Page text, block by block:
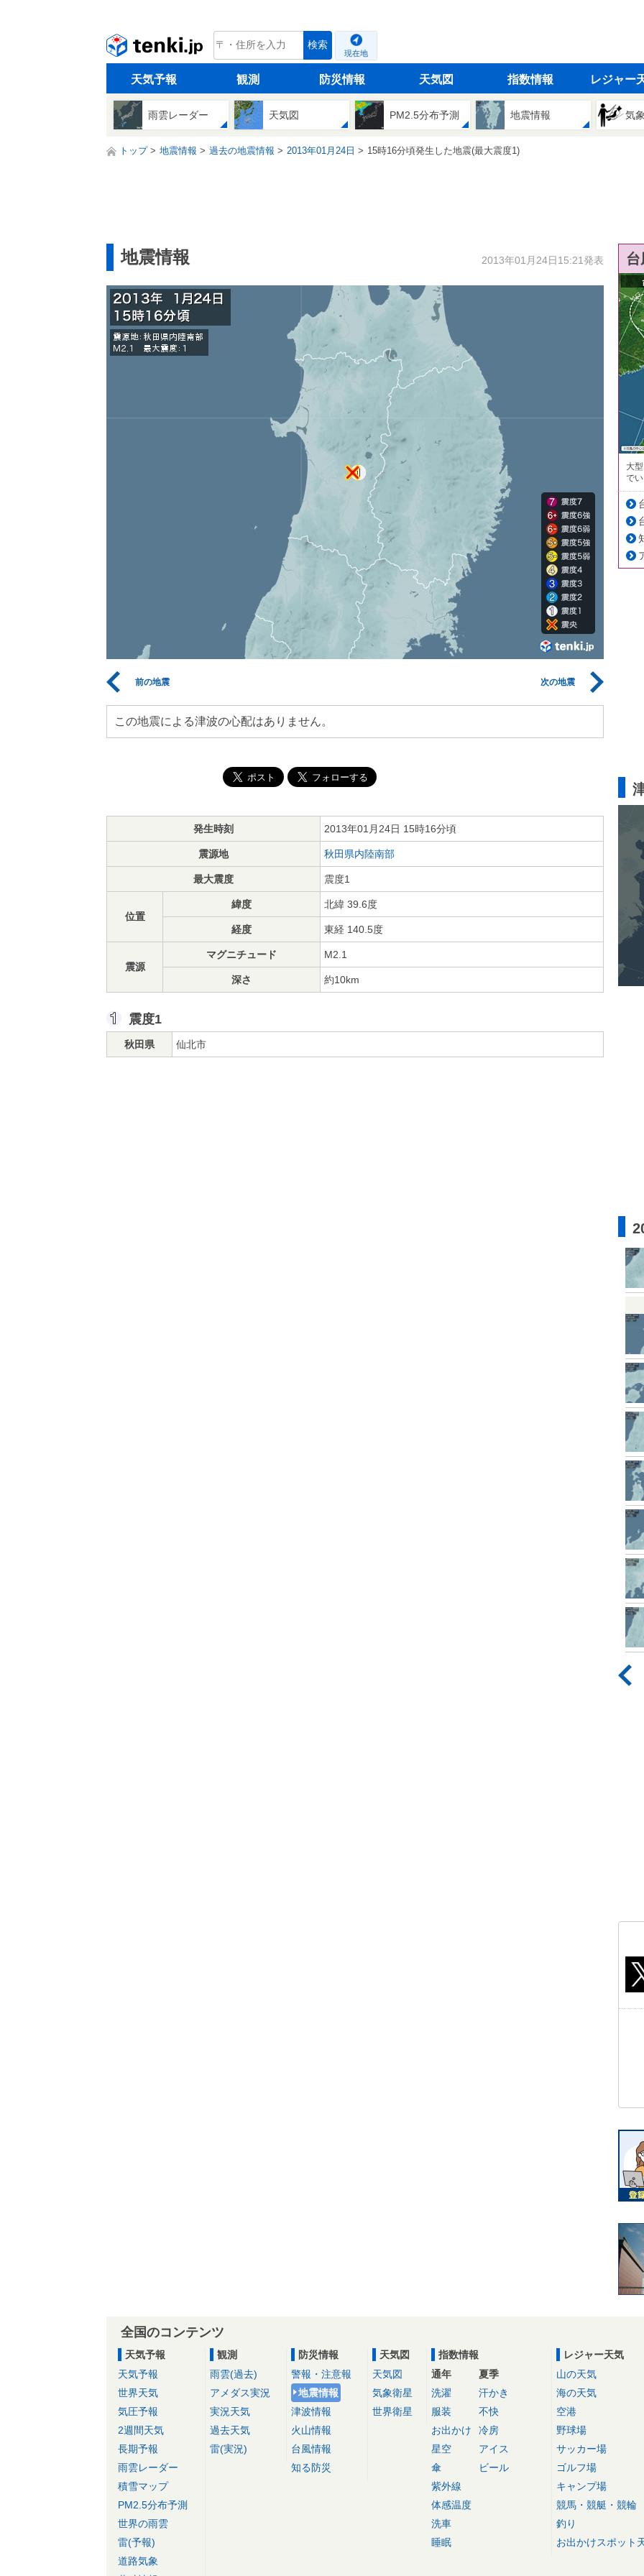
tenki.jp 検索
現在地
天気予報 観測 防災情報 天気図 指数情報 レジャー
雨雲レーダー 天気図 PM2.5分布予測 地震情報 気
トップ 地震情報 過去の地震情報 2013年01月24日 15時16分頃発生した地震(最大震度1)
地震情報 2013年01月24日15:21発表
前の地震 次の地震
この地震による津波の心配はありません。
発生時刻 2013年01月24日 15時16分頃
震源地 秋田県内陸南部
最大震度 震度1
位置
緯度 北緯 39.6度
経度 東経 140.5度
震源
マグニチュード M2.1
深さ 約10km
震度1
秋田県 仙北市
大
で
全国のコンテンツ
天気予報
天気予報
世界天気
気圧予報
2週間天気
長期予報
雨雲レーダー
積雪マップ
PM2.5分布予測
世界の雨雲
雷(予報)
道路気象
観測
雨雲(過去)
アメダス実況
実況天気
過去天気
雷(実況)
防災情報
警報・注意報
地震情報
津波情報
火山情報
台風情報
知る防災
天気図
天気図
気象衛星
世界衛星
指数情報
通年
洗濯
服装
お出かけ
星空
傘
紫外線
体感温度
洗車
睡眠
夏季
汗かき
不快
冷房
アイス
ビール
レジャー天気
山の天気
海の天気
空港
野球場
サッカー場
ゴルフ場
キャンプ場
競馬・競艇・競輪
釣り
お出かけスポット